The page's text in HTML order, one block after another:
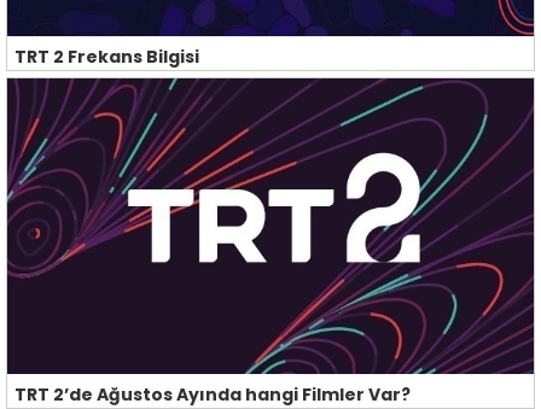
TRT 2 Frekans Bilgisi
TRT 2’de Ağustos Ayında hangi Filmler Var?